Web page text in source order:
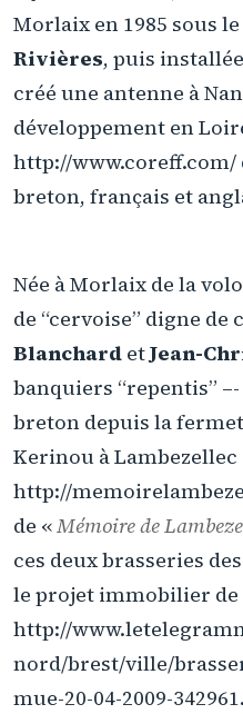
Morlaix en 1985 sous
Rivières, puis
créé une antenne à
développement en
http://www.coreff.com/
breton, français et
Née à Morlaix de la
de “cervoise” digne de
Blanchard etJean-
banquiers “repentis”
breton depuis la
Kerinou à Lambezellec
http://
de «Mémoire de
ces deux brasseries
le projet immobilier de
http://
nord/brest/ville/
mue-20-04-2009-